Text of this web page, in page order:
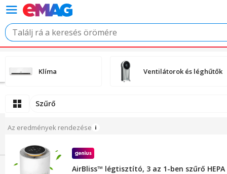
Klíma Ventilátorok és léghűtők
Szűrő
Az eredmények rendezése
AirBliss™ légtisztító, 3 az 1-ben szűrő